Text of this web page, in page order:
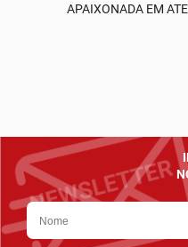
APAIXONADA EM